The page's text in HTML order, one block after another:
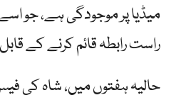
میڈیا پر موجودگی ہے، جو اسے
راست رابطہ قائم کرنے کے
حالیہ ہفتوں میں، شاہ کی